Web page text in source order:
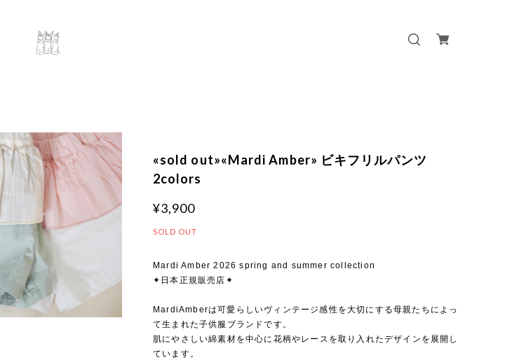
«sold out»«Mardi Amber» ビキフリルパンツ
2colors
¥3,900
SOLD OUT
Mardi Amber 2026 spring and summer collection
✦日本正規販売店✦
MardiAmberは可愛らしいヴィンテージ感性を大切にする母親たちによっ
て生まれた子供服ブランドです。
肌にやさしい綿素材を中心に花柄やレースを取り入れたデザインを展開し
ています。